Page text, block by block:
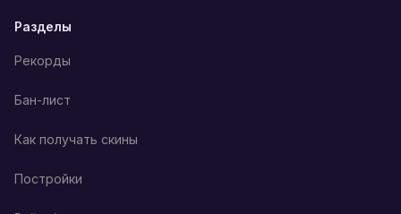
Разделы
Рекорды
Бан-лист
Как получать скины
Постройки